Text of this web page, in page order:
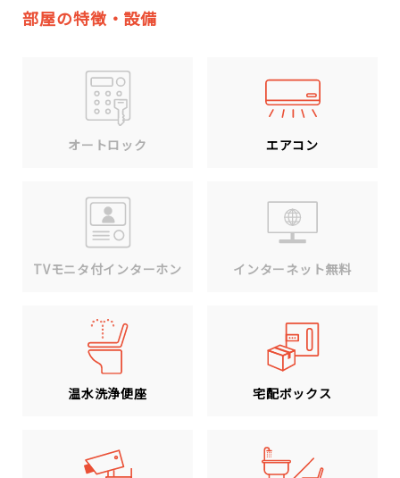
部屋の特徴・設備
オートロック エアコン
TVモニタ付インターホン インターネット無料
温水洗浄便座 宅配ボックス